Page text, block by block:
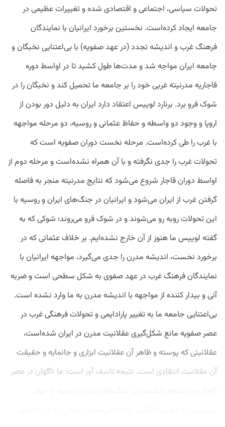
تحولات سیاسی، اجتماعی و اقتصادی شده و تغییرات عظیمی در
جامعه ایجاد کرده‌است. نخستین برخورد ایرانیان با نمایندگان
فرهنگ غرب و اندیشه تجدد (در عهد صفویه) با بی‌اعتنایی نخبگان و
جامعه ایران مواجه شد و مدت‌ها طول کشید تا در اواسط دوره
قاجاریه مدرنیته غربی خود را بر جامعه ما تحمیل کند و نخبگان را در
شوک فرو برد. برنارد لوییس اعتقاد دارد ایران به دلیل دور بودن از
اروپا و وجود دو واسطه و حفاظ عثمانی و روسیه، دو مرحله مواجهه
با غرب را طی کرده‌است. مرحله نخست دوران صفویه است که
تحولات غرب را جدی نگرفته و با آن همراه نشده‌است و مرحله دوم از
اواسط دوران قاجار شروع می‌شود که نتایج مدرنیته منجر به فاصله
گرفتن غرب از ایران می‌شود و ایرانیان در جنگ‌های ایران و روسیه با
این تحولات روبه رو می‌شوند و در شوک فرو می‌روند؛ شوکی که به
گفته لوییس ما هنوز از آن خارج نشده‌ایم. بر خلاف عثمانی که در
برخورد نخست، اندیشه مدرن را جدی می‌گیرد، مواجهه ایرانیان با
نمایندگان فرهنگ غرب در عهد صفوی به شکل سطحی است و ضربه
آنی و بیدار کننده از مواجهه با اندیشه مدرن به ما وارد نشده است.
بی‌اعتنایی جامعه ما به تغییر پارادایمی و تحولات فرهنگی غرب در
عصر صفویه مانع شکل‌گیری عقلانیت مدرن در ایران شده‌است،
عقلانیتی که پوسته و ظاهر آن عقلانیت ابزاری و جانمایه و حقیقت
آن عقلانیت انتقادی است. نتیجه تاسف آور است: ما ناگهان در عصر